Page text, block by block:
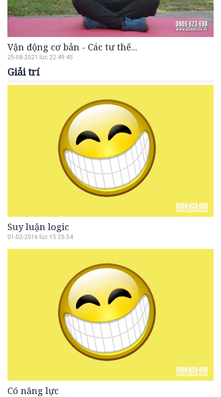
Vận động cơ bản - Các tư thế...
25-08-2021 lúc 22:49:45
Giải trí
Suy luận logic
01-02-2016 lúc 15:25:54
Có năng lực